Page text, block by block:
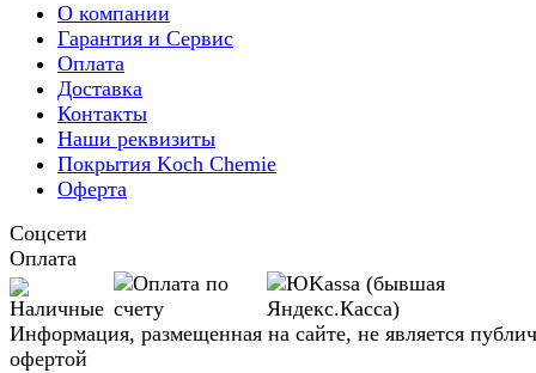
О компании
Гарантия и Сервис
Оплата
Доставка
Контакты
Наши реквизиты
Покрытия Koch Chemie
Оферта
Соцсети
Оплата
Информация, размещенная на сайте, не является
офертой